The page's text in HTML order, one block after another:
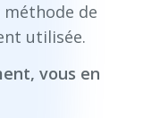
de
utilisée.
vous en